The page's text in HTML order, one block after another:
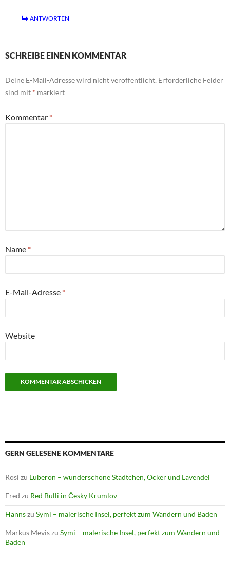
ANTWORTEN
SCHREIBE EINEN KOMMENTAR
Deine E-Mail-Adresse wird nicht veröffentlicht. Erforderliche Felder
sind mit * markiert
Kommentar *
Name *
E-Mail-Adresse *
Website
GERN GELESENE KOMMENTARE
Rosi zu Luberon – wunderschöne Städtchen, Ocker und Lavendel
Fred zu Red Bulli in Česky Krumlov
Hannszu Symi – malerische Insel, perfekt zum Wandern und Baden
Markus Meviszu Symi – malerische Insel, perfekt zum Wandern und
Baden